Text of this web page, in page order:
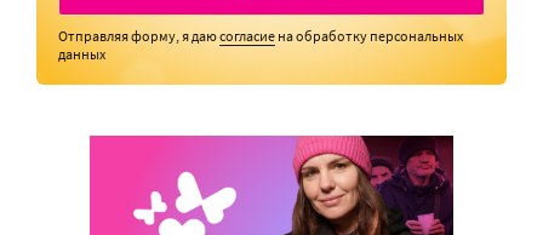
Отправляя форму, я даюсогласие на обработку персональных
данных